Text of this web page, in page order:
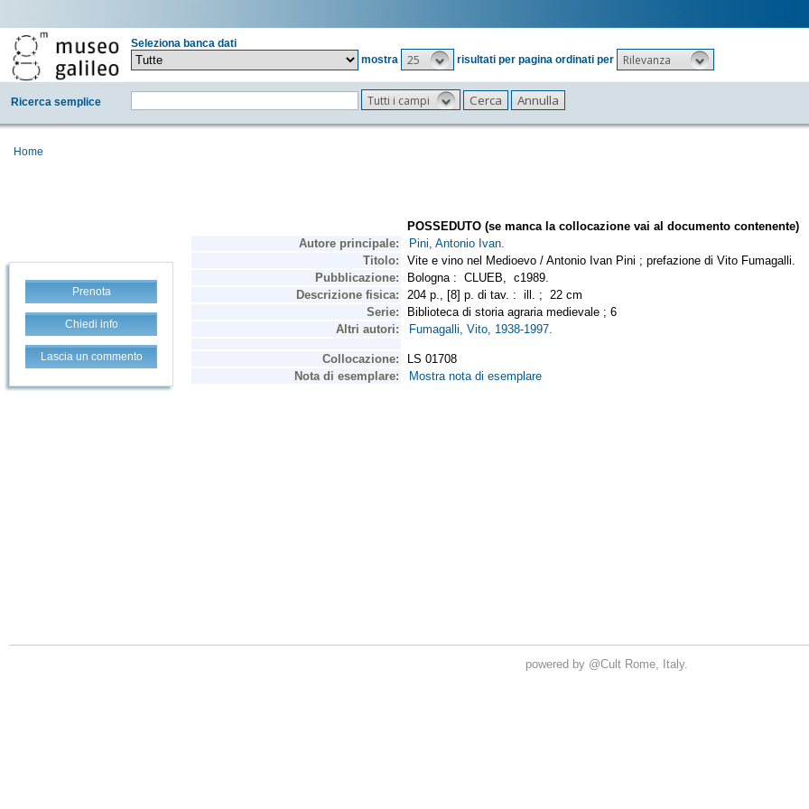
Seleziona banca dati
mostra
25 risultati per pagina ordinati per Rilevanza
Ricerca semplice Tutti i campi
Home
Prenota
Chiedi info
Lascia un commento
powered by @Cult Rome, Italy.